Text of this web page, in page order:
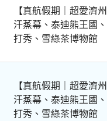
【真航假期｜超愛濟
汗蒸幕、泰迪熊王國
打秀、雪綠茶博物館
【真航假期｜超愛濟
汗蒸幕、泰迪熊王國
打秀、雪綠茶博物館